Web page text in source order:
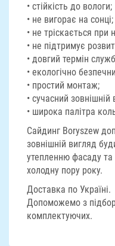
• стійкість до вологи;
• не вигорає на сонці;
• не тріскається при
• не підтримує
• довгий термін
• екологічно
• простий монтаж;
• сучасний зовнішній
• широка палітра
Сайдинг Boryszew
зовнішній вигляд
утепленню фасаду
холодну пору року.
Доставка по Україні.
Допоможемо з
комплектуючих.